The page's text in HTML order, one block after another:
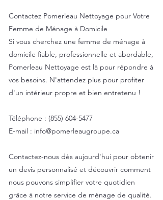
Contactez Pomerleau Nettoyage pour Votre
Femme de Ménage à Domicile
Si vous cherchez une femme de ménage à
domicile fiable, professionnelle et abordable,
Pomerleau Nettoyage est là pour répondre à
vos besoins. N'attendez plus pour profiter
d'un intérieur propre et bien entretenu !
Téléphone : (855) 604-5477
E-mail : info@pomerleaugroupe.ca
Contactez-nous dès aujourd'hui pour obtenir
un devis personnalisé et découvrir comment
nous pouvons simplifier votre quotidien
grâce à notre service de ménage de qualité.